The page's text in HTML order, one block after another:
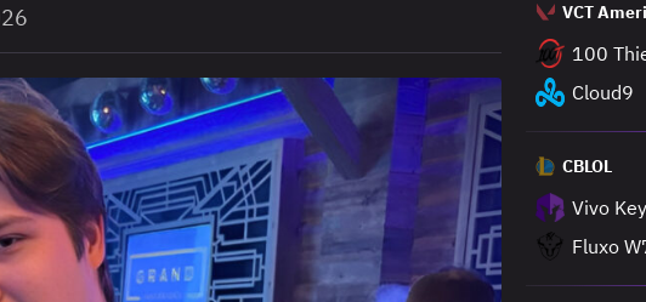
VCT
100
Cloud9
CBLOL
Vivo
Fluxo